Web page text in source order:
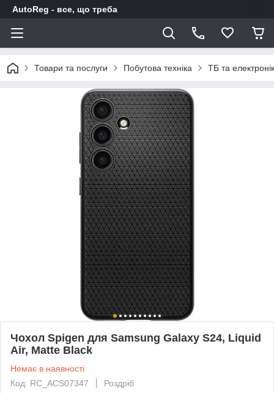
AutoReg - все, що треба
Товари та послуги Побутова техніка ТБ та
Чохол Spigen для Samsung Galaxy S24, Liquid
Air, Matte Black
Немає в наявності
Код: RC_ACS07347
Роздріб